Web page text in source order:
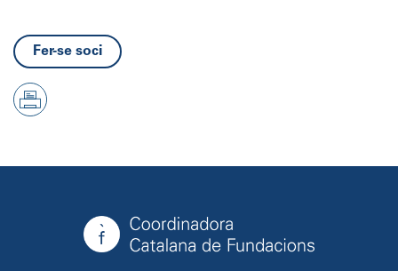
Fer-se soci